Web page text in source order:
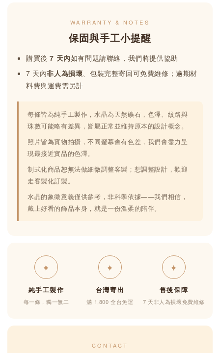
WARRANTY & NOTES
保固與手工小提醒
購買後7 天內如有問題請聯絡，我們將提供協助
7 天內非人為損壞 、包裝完整寄回可免費維修；逾期材
料費與運費需另計
每條皆為純手工製作，水晶為天然礦石，色澤、紋路與
珠數可能略有差異，皆屬正常並維持原本的設計概念。
照片皆為實物拍攝，不同螢幕會有色差，我們會盡力呈
現最接近實品的色澤。
制式化商品恕無法做細微調整客製；想調整設計，歡迎
走客製化訂製。
水晶的象徵意義僅供參考，非科學依據——我們相信，
戴上好看的飾品本身，就是一份溫柔的陪伴。
✦
純手工製作
每一條，獨一無二
✦
台灣寄出
滿 1,800 全台免運
✦
售後保障
7 天非人為損壞免費維修
CONTACT